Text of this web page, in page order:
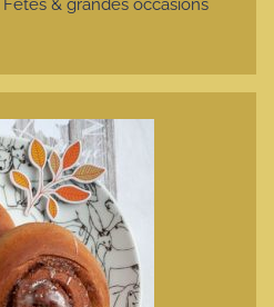
t
Fêtes & grandes occasions